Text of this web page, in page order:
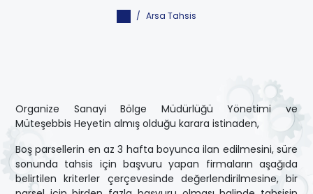
Arsa Tahsis
Organize Sanayi Bölge Müdürlüğü Yönetimi ve
Müteşebbis Heyetin almış olduğu karara istinaden,
Boş parsellerin en az 3 hafta boyunca ilan edilmesini, süre
sonunda tahsis için başvuru yapan firmaların aşağıda
belirtilen kriterler çerçevesinde değerlendirilmesine, bir